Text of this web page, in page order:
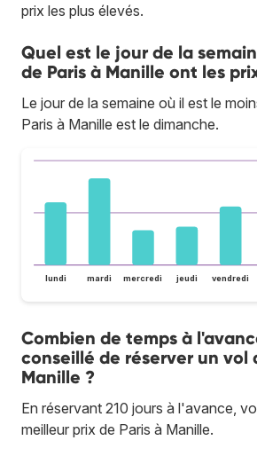
prix les plus élevés.
Quel est le jour de la
de Paris à Manille ont les
Le jour de la semaine où il est le
Paris à Manille est le dimanche.
lundi mardi mercredi jeudi vendredi
Combien de temps à
conseillé de réserver un vol
Manille ?
En réservant 210 jours à l'avance,
meilleur prix de Paris à Manille.